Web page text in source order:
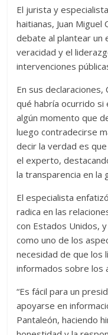
El jurista y
haitianas, Juan
debate al plantear un
veracidad y el
intervenciones
En sus
qué habría ocurrido
algún momento que
luego contradecirse
decir la verdad es
el experto,
la transparencia en la
El especialista
radica en las
con Estados Unidos,
como uno de los
necesidad de que los
informados sobre los
“Es fácil para un
apoyarse en
Pantaleón, haciendo